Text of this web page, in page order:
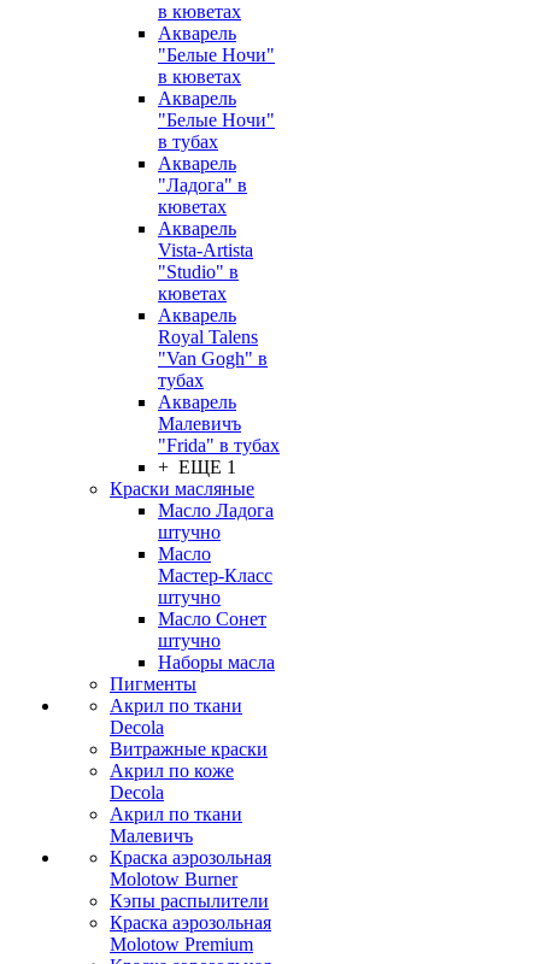
в кюветах
Акварель
"Белые Ночи"
в кюветах
Акварель
"Белые Ночи"
в тубах
Акварель
"Ладога" в
кюветах
Акварель
Vista-Artista
"Studio" в
кюветах
Акварель
Royal Talens
"Van Gogh" в
тубах
Акварель
Малевичъ
"Frida" в тубах
+ ЕЩЕ 1
Краски масляные
Масло Ладога
штучно
Масло
Мастер-Класс
штучно
Масло Сонет
штучно
Наборы масла
Пигменты
Акрил по ткани
Decola
Витражные краски
Акрил по коже
Decola
Акрил по ткани
Малевичъ
Краска аэрозольная
Molotow Burner
Кэпы распылители
Краска аэрозольная
Molotow Premium